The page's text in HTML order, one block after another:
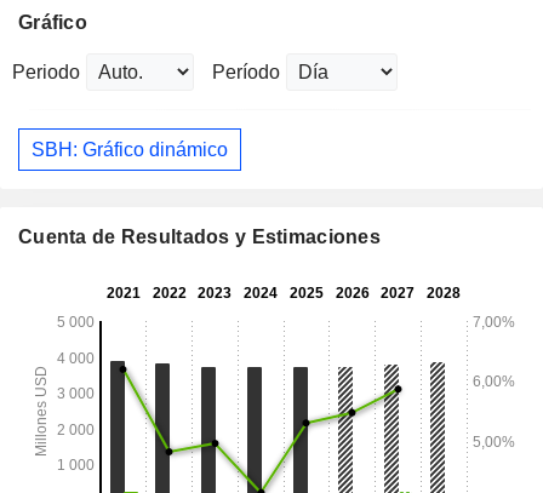
Gráfico
Periodo Período
SBH: Gráfico dinámico
Cuenta de Resultados y Estimaciones